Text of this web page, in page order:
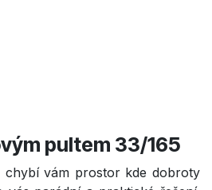
pultem 33/165
chybí vám prostor kde dobroty